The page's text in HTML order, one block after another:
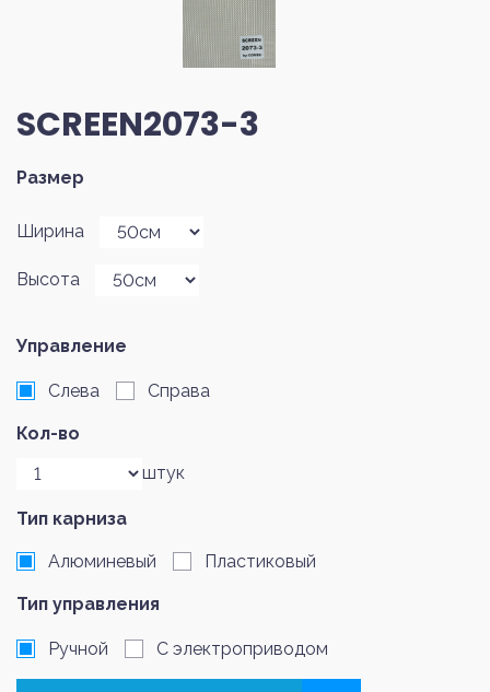
SCREEN2073-3
Размер
Ширина
Высота
Управление
Слева Справа
Кол-во
штук
Тип карниза
Алюминевый Пластиковый
Тип управления
Ручной С электроприводом